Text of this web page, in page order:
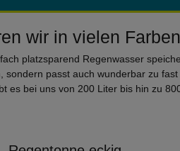
wir in vielen
platzsparend Regenwasser
sondern passt auch wunderbar zu
es bei uns von 200 Liter bis hin zu